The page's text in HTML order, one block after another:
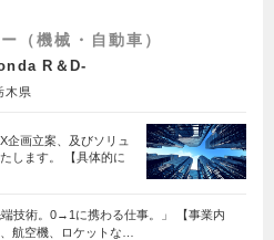
（機械・自動車）
R＆D-
木県
企画立案、及びソリュ
します。 【具体的に
端技術。0→1に携わる仕事。」 【事業内
航空機、ロケットな…